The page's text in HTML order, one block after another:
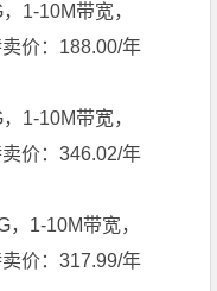
1-10M带宽，
价：188.00/年
1-10M带宽，
价：346.02/年
1-10M带宽，
价：317.99/年